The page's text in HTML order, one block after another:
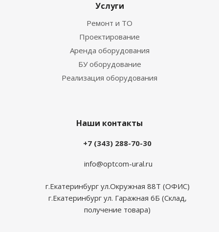
Услуги
Ремонт и ТО
Проектирование
Аренда оборудования
БУ оборудование
Реализация оборудования
Наши контакты
+7 (343) 288-70-30
info@optcom-ural.ru
г.Екатеринбург ул.Окружная 88Т (ОФИС)
г.Екатеринбург ул. Гаражная 6Б (Склад,
получение товара)